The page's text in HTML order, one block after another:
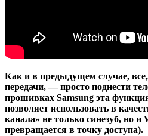
Как и в предыдущем случае, все,
передачи, — просто поднести
прошивках Samsung эта
позволяет использовать в
канала» не только синезуб, но
превращается в точку доступа).